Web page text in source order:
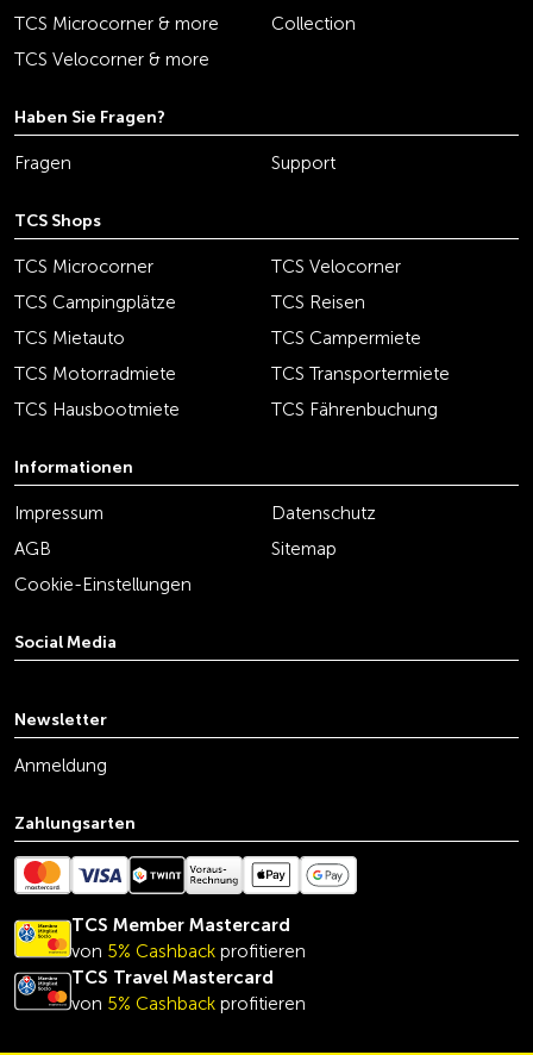
TCS Microcorner & more
Collection
TCS Velocorner & more
Haben Sie Fragen?
Fragen Support
TCS Shops
TCS Microcorner
TCS Velocorner
TCS Campingplätze
TCS Reisen
TCS Mietauto
TCS Campermiete
TCS Motorradmiete
TCS Transportermiete
TCS Hausbootmiete
TCS Fährenbuchung
Informationen
Impressum
Datenschutz
AGB
Sitemap
Cookie-Einstellungen
Social Media
Newsletter
Anmeldung
Zahlungsarten
TCS Member Mastercard
von 5% Cashback profitieren
TCS Travel Mastercard
von 5% Cashback profitieren